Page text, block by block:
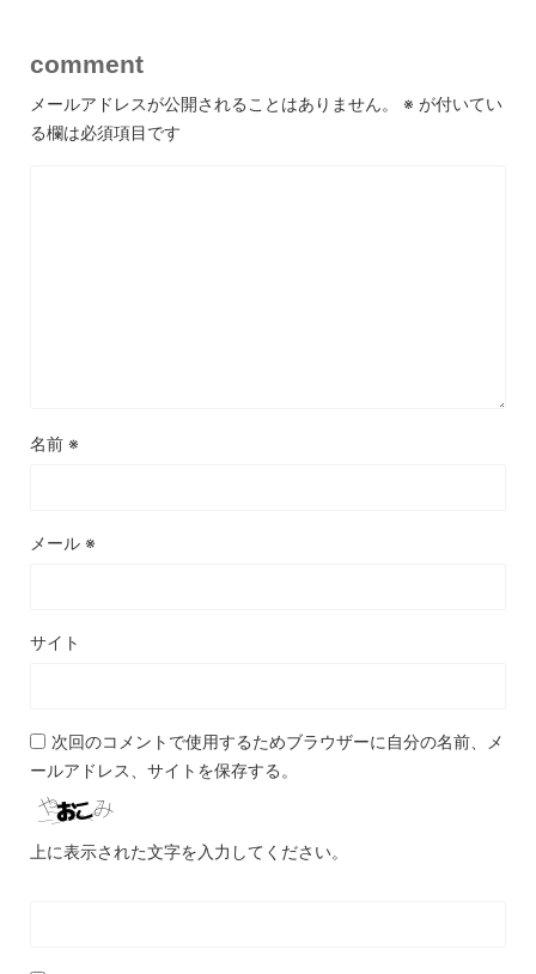
comment
メールアドレスが公開されることはありません。 ※ が付いてい
る欄は必須項目です
名前 ※
メール ※
サイト
次回のコメントで使用するためブラウザーに自分の名前、メ
ールアドレス、サイトを保存する。
上に表示された文字を入力してください。